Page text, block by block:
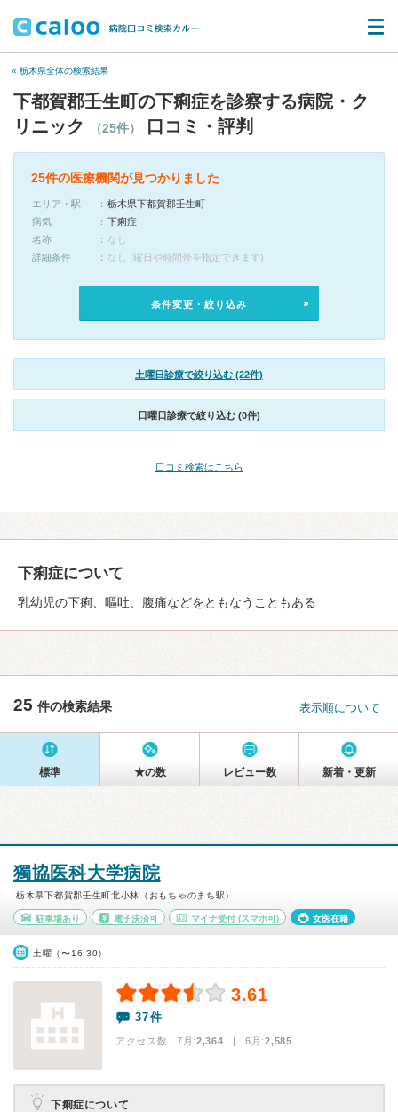
« 栃木県全体の検索結果
下都賀郡壬生町の下痢症を診察する病院・ク
リニック
（25件） 口コミ・評判
25件の医療機関が見つかりました
エリア・駅
栃木県下都賀郡壬生町
病気
下痢症
名称
なし
詳細条件
なし (曜日や時間帯を指定できます)
条件変更・絞り込み
土曜日診療で絞り込む (22件)
日曜日診療で絞り込む (0件)
口コミ検索はこちら
下痢症について
乳幼児の下痢、嘔吐、腹痛などをともなうこともある
25 件の検索結果 表示順について
標準 ★の数 レビュー数 新着・更新
獨協医科大学病院
栃木県下都賀郡壬生町北小林（おもちゃのまち駅）
駐車場あり 電子決済可 マイナ受付 (スマホ可) 女医在籍
土曜（〜16:30）
3.61
37件
アクセス数 7月:2,364 | 6月:2,585
下痢症について